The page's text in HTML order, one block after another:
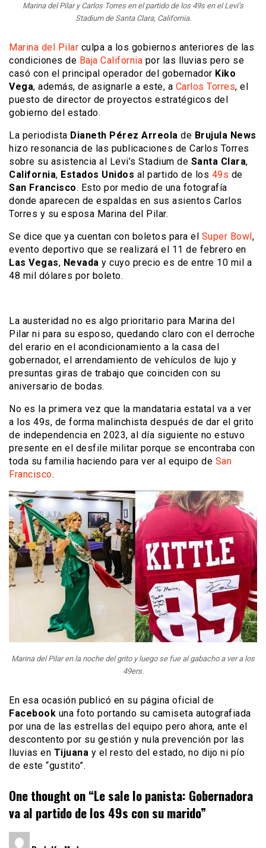
Marina del Pilar y Carlos Torres en el partido de los 49s en el Levi’s
Stadium de Santa Clara, California.
Marina del Pilar culpa a los gobiernos anteriores de las
condiciones de Baja California por las lluvias pero se
casó con el principal operador del gobernador Kiko
Vega, además, de asignarle a este, a Carlos Torres, el
puesto de director de proyectos estratégicos del
gobierno del estado.
La periodista Dianeth Pérez Arreola de Brujula News
hizo resonancia de las publicaciones de Carlos Torres
sobre su asistencia al Levi’s Stadium de Santa Clara,
California, Estados Unidos al partido de los 49s de
San Francisco. Esto por medio de una fotografía
donde aparecen de espaldas en sus asientos Carlos
Torres y su esposa Marina del Pilar.
Se dice que ya cuentan con boletos para el Super Bowl,
evento deportivo que se realizará el 11 de febrero en
Las Vegas, Nevada y cuyo precio es de entre 10 mil a
48 mil dólares por boleto.
La austeridad no es algo prioritario para Marina del
Pilar ni para su esposo, quedando claro con el derroche
del erario en el acondicionamiento a la casa del
gobernador, el arrendamiento de vehículos de lujo y
presuntas giras de trabajo que coinciden con su
aniversario de bodas.
No es la primera vez que la mandataria estatal va a ver
a los 49s, de forma malinchista después de dar el grito
de independencia en 2023, al día siguiente no estuvo
presente en el desfile militar porque se encontraba con
toda su familia haciendo para ver al equipo de San
Francisco.
Marina del Pilar en la noche del grito y luego se fue al gabacho a ver a los
49ers.
En esa ocasión publicó en su página oficial de
Facebook una foto portando su camiseta autografiada
por una de las estrellas del equipo pero ahora, ante el
descontento por su gestión y nula prevención por las
lluvias en Tijuana y el resto del estado, no dijo ni pío
de este “gustito”.
One thought on “Le sale lo panista: Gobernadora
va al partido de los 49s con su marido”